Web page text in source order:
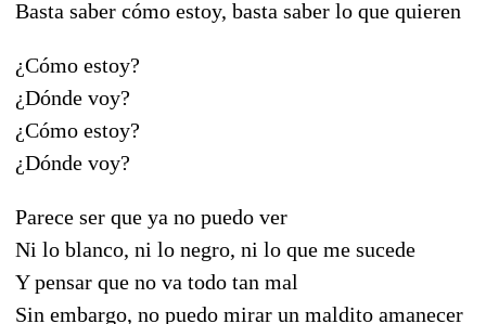
Basta saber cómo estoy, basta saber lo que quieren
¿Cómo estoy?
¿Dónde voy?
¿Cómo estoy?
¿Dónde voy?
Parece ser que ya no puedo ver
Ni lo blanco, ni lo negro, ni lo que me sucede
Y pensar que no va todo tan mal
Sin embargo, no puedo mirar un maldito amanecer